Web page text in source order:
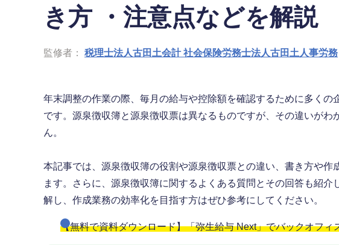
き方 ・注意点などを解説
監修者： 税理士法人古田土会計 社会保険労務士法人古田土人事労務
年末調整の作業の際、毎月の給与や控除額を確認するために多くの
です。源泉徴収簿と源泉徴収票は異なるものですが、その違いが
ん。
本記事では、源泉徴収簿の役割や源泉徴収票との違い、書き方や作
ます。さらに、源泉徴収簿に関するよくある質問とその回答も紹
解し、作成業務の効率化を目指す方はぜひ参考にしてください。
【無料で資料ダウンロード】「弥生給与 Next」でバックオフィ